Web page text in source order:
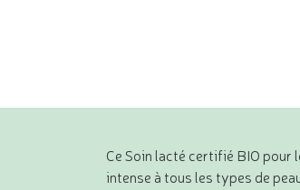
Ce Soin lacté certifié BIO pour
intense à tous les types de